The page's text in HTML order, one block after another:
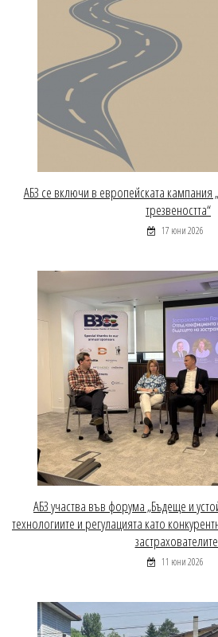
АБЗ се включи в европейската кампания
трезвеността“
17 юни 2026
АБЗ участва във форума „Бъдеще и
технологиите и регулацията като
11 юни 2026